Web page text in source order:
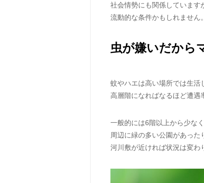
社会情勢にも関係しています
流動的な条件かもしれません。
虫が嫌いだから
蚊やハエは高い場所では生活
高層階になればなるほど遭遇
一般的には6階以上から少な
周辺に緑の多い公園があった
河川敷が近ければ状況は変わ